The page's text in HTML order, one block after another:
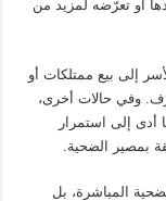
أو تعرّضه لمزيد من
إلى بيع ممتلكات أو
وفي حالات أخرى،
أدى إلى استمرار
بمصير الضحية.
المباشرة، بل